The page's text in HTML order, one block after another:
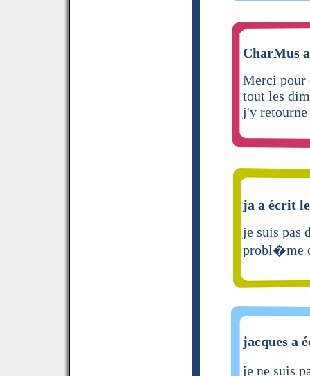
CharMus
Merci pour
tout les
j'y
ja a écrit
je suis pas
probl�me
jacques a
je ne suis